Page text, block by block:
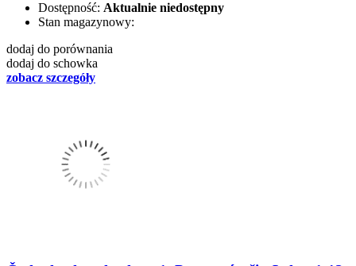
Dostępność: Aktualnie niedostępny
Stan magazynowy:
dodaj do porównania
dodaj do schowka
zobacz szczegóły